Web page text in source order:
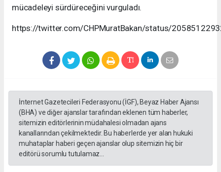
mücadeleyi sürdüreceğini vurguladı.
https://twitter.com/CHPMuratBakan/status/
İnternet Gazetecileri Federasyonu (İGF), Beyaz Haber Ajansı
(BHA) ve diğer ajanslar tarafından eklenen tüm haberler,
sitemizin editörlerinin müdahalesi olmadan ajans
kanallarından çekilmektedir. Bu haberlerde yer alan hukuki
muhataplar haberi geçen ajanslar olup sitemizin hiç bir
editörü sorumlu tutulamaz...